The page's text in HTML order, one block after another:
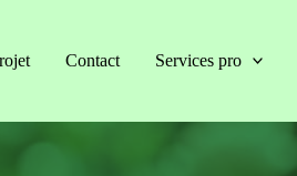
Contact Services pro